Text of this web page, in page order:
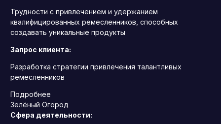
Трудности с привлечением и удержанием
квалифицированных ремесленников, способных
создавать уникальные продукты
Запрос клиента:
Разработка стратегии привлечения талантливых
ремесленников
Подробнее
Зелёный Огород
Сфера деятельности: